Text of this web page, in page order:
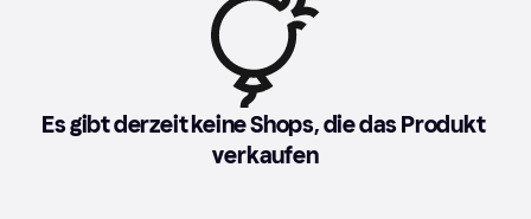
Es gibt derzeit keine Shops, die das Produkt
verkaufen